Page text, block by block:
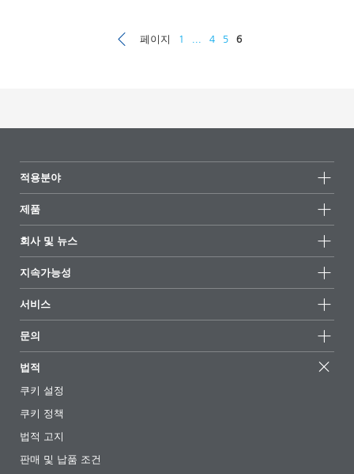
페이지 1 4 5 6
적용분야
제품
모든제품
하이라이트
회사 및 뉴스
뉴스
언론 및 미디어
소재지 및 판매점
전시회 및 이벤트
지속가능성
지속가능한 제품
성공 사례
EcoVadis
인증서
서비스
추천 배합
기사
전자책
규제 현황
첨가제 안내 앱
동영상
문의
법적
쿠키 설정
쿠키 정책
법적 고지
판매 및 납품 조건